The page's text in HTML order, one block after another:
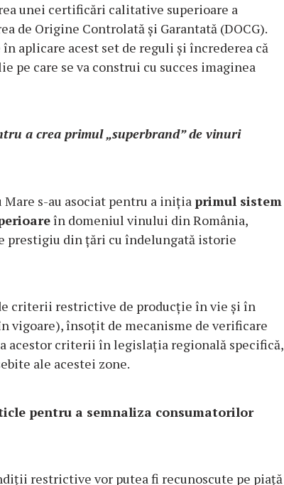
unei certificări calitative superioare a
de Origine Controlată și Garantată (DOCG).
aplicare acest set de reguli și încrederea că
pe care se va construi cu succes imaginea
a crea primul „superbrand” de vinuri
s-au asociat pentru a iniția primul sistem
în domeniul vinului din România,
din țări cu îndelungată istorie
criterii restrictive de producție în vie și în
vigoare), însoțit de mecanisme de verificare
acestor criterii în legislația regională specifică,
ale acestei zone.
pentru a semnaliza consumatorilor
restrictive vor putea fi recunoscute pe piață